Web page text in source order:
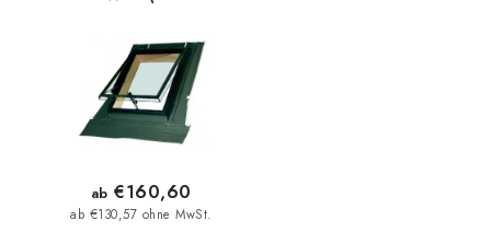
Dacheindeckungen)
ab €130,57 ohne MwSt.
ab €160,60